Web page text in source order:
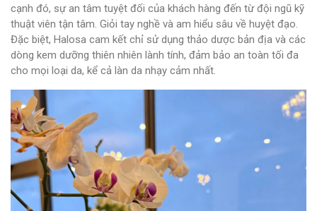
cạnh đó, sự an tâm tuyệt đối của khách hàng đến từ đội ngũ kỹ
thuật viên tận tâm. Giỏi tay nghề và am hiểu sâu về huyệt đạo.
Đặc biệt, Halosa cam kết chỉ sử dụng thảo dược bản địa và các
dòng kem dưỡng thiên nhiên lành tính, đảm bảo an toàn tối đa
cho mọi loại da, kể cả làn da nhạy cảm nhất.